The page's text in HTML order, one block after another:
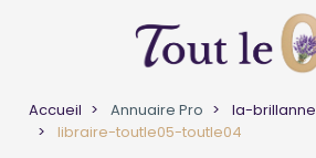
Accueil Annuaire Pro
la-brillanne
libraire-toutle05-toutle04